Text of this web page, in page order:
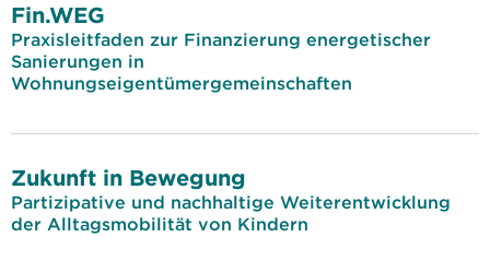
Fin.WEG
Praxisleitfaden zur Finanzierung energetischer
Sanierungen in
Wohnungseigentümergemeinschaften
Zukunft in Bewegung
Partizipative und nachhaltige Weiterentwicklung
der Alltagsmobilität von Kindern